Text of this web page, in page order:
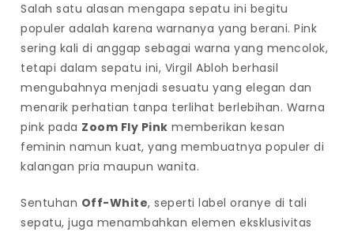
Salah satu alasan mengapa sepatu ini begitu
populer adalah karena warnanya yang berani. Pink
sering kali di anggap sebagai warna yang mencolok,
tetapi dalam sepatu ini, Virgil Abloh berhasil
mengubahnya menjadi sesuatu yang elegan dan
menarik perhatian tanpa terlihat berlebihan. Warna
pink pada Zoom Fly Pink memberikan kesan
feminin namun kuat, yang membuatnya populer di
kalangan pria maupun wanita.
Sentuhan Off-White, seperti label oranye di tali
sepatu, juga menambahkan elemen eksklusivitas